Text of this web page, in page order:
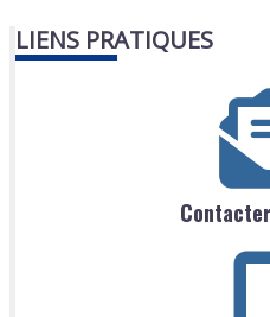
LIENS PRATIQUES